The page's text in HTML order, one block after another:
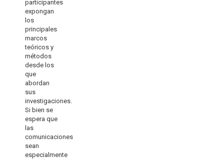
participantes
expongan
los
principales
marcos
teóricos y
métodos
desde los
que
abordan
sus
investigaciones.
Si bien se
espera que
las
comunicaciones
sean
especialmente